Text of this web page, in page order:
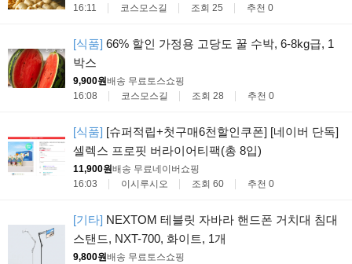
16:11
코스모스길 조회 25 추천 0
[식품] 66% 할인 가정용 고당도 꿀 수박, 6-8kg급, 1
박스
9,900원배송 무료토스쇼핑
16:08
코스모스길 조회 28 추천 0
[식품] [슈퍼적립+첫구매6천할인쿠폰] [네이버 단독]
셀렉스 프로핏 버라이어티팩(총 8입)
11,900원배송 무료네이버쇼핑
16:03
이시루시오 조회 60 추천 0
[기타] NEXTOM 테블릿 자바라 핸드폰 거치대 침대
스탠드, NXT-700, 화이트, 1개
9,800원배송 무료토스쇼핑